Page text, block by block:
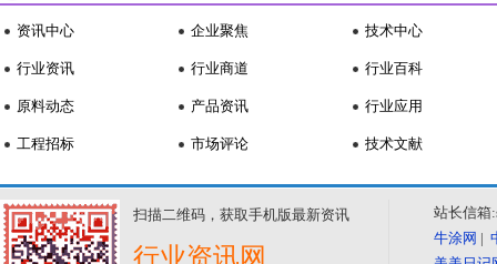
资讯中心
行业资讯
原料动态
工程招标
企业聚焦
行业商道
产品资讯
市场评论
技术中心
行业百科
行业应用
技术文献
扫描二维码，获取手机版最新资讯
行业资讯网
站长信箱
牛涂网 |